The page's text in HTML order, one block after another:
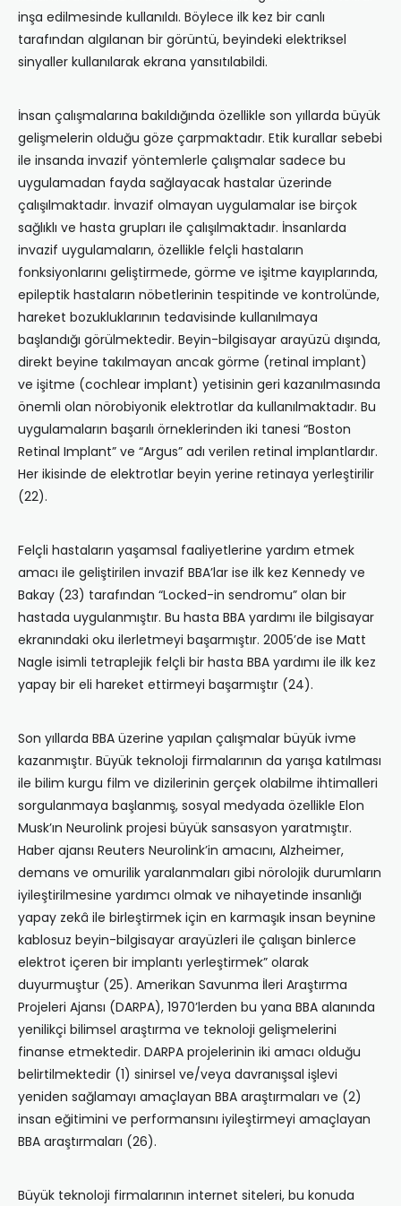
inşa edilmesinde kullanıldı. Böylece ilk kez bir canlı
tarafından algılanan bir görüntü, beyindeki elektriksel
sinyaller kullanılarak ekrana yansıtılabildi.
İnsan çalışmalarına bakıldığında özellikle son yıllarda büyük
gelişmelerin olduğu göze çarpmaktadır. Etik kurallar sebebi
ile insanda invazif yöntemlerle çalışmalar sadece bu
uygulamadan fayda sağlayacak hastalar üzerinde
çalışılmaktadır. İnvazif olmayan uygulamalar ise birçok
sağlıklı ve hasta grupları ile çalışılmaktadır. İnsanlarda
invazif uygulamaların, özellikle felçli hastaların
fonksiyonlarını geliştirmede, görme ve işitme kayıplarında,
epileptik hastaların nöbetlerinin tespitinde ve kontrolünde,
hareket bozukluklarının tedavisinde kullanılmaya
başlandığı görülmektedir. Beyin-bilgisayar arayüzü dışında,
direkt beyine takılmayan ancak görme (retinal implant)
ve işitme (cochlear implant) yetisinin geri kazanılmasında
önemli olan nörobiyonik elektrotlar da kullanılmaktadır. Bu
uygulamaların başarılı örneklerinden iki tanesi “Boston
Retinal Implant” ve “Argus” adı verilen retinal implantlardır.
Her ikisinde de elektrotlar beyin yerine retinaya yerleştirilir
(22).
Felçli hastaların yaşamsal faaliyetlerine yardım etmek
amacı ile geliştirilen invazif BBA’lar ise ilk kez Kennedy ve
Bakay (23) tarafından “Locked-in sendromu” olan bir
hastada uygulanmıştır. Bu hasta BBA yardımı ile bilgisayar
ekranındaki oku ilerletmeyi başarmıştır. 2005’de ise Matt
Nagle isimli tetraplejik felçli bir hasta BBA yardımı ile ilk kez
yapay bir eli hareket ettirmeyi başarmıştır (24).
Son yıllarda BBA üzerine yapılan çalışmalar büyük ivme
kazanmıştır. Büyük teknoloji firmalarının da yarışa katılması
ile bilim kurgu film ve dizilerinin gerçek olabilme ihtimalleri
sorgulanmaya başlanmış, sosyal medyada özellikle Elon
Musk’ın Neurolink projesi büyük sansasyon yaratmıştır.
Haber ajansı Reuters Neurolink’in amacını, Alzheimer,
demans ve omurilik yaralanmaları gibi nörolojik durumların
iyileştirilmesine yardımcı olmak ve nihayetinde insanlığı
yapay zekâ ile birleştirmek için en karmaşık insan beynine
kablosuz beyin-bilgisayar arayüzleri ile çalışan binlerce
elektrot içeren bir implantı yerleştirmek” olarak
duyurmuştur (25). Amerikan Savunma İleri Araştırma
Projeleri Ajansı (DARPA), 1970’lerden bu yana BBA alanında
yenilikçi bilimsel araştırma ve teknoloji gelişmelerini
finanse etmektedir. DARPA projelerinin iki amacı olduğu
belirtilmektedir (1) sinirsel ve/veya davranışsal işlevi
yeniden sağlamayı amaçlayan BBA araştırmaları ve (2)
insan eğitimini ve performansını iyileştirmeyi amaçlayan
BBA araştırmaları (26).
Büyük teknoloji firmalarının internet siteleri, bu konuda